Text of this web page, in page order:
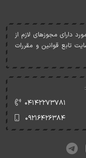
دارای مجوزهای لازم از
تابع قوانين و مقررات
۰۴۱۴۲۲۷۳۷۸۱
۰۹۲۱۶۴۲۶۳۸۴